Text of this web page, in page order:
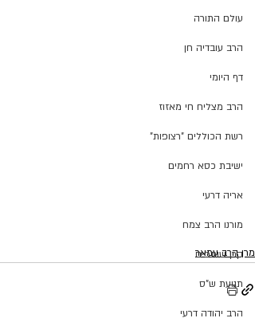
עולם התורה
הרב עובדיה חן
דף היומי
הרב מצליח חי מאזוז
רשת הכוללים "רצופות"
ישיבת כסא רחמים
אריה דרעי
מורנו הרב צמח
קרן שותפים
תנועת ש"ס
הרב יהודה דרעי
מרן הרב עמאר